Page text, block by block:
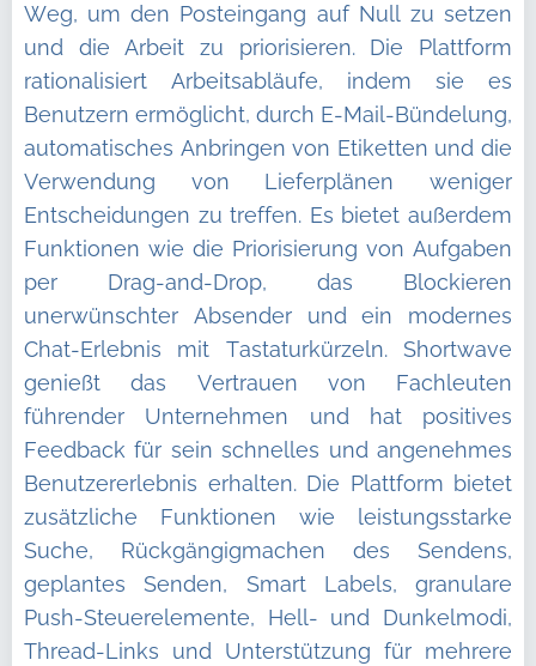
Weg, um den Posteingang auf Null zu setzen
und die Arbeit zu priorisieren. Die Plattform
rationalisiert Arbeitsabläufe, indem sie es
Benutzern ermöglicht, durch E-Mail-Bündelung,
automatisches Anbringen von Etiketten und die
Verwendung von Lieferplänen weniger
Entscheidungen zu treffen. Es bietet außerdem
Funktionen wie die Priorisierung von Aufgaben
per Drag-and-Drop, das Blockieren
unerwünschter Absender und ein modernes
Chat-Erlebnis mit Tastaturkürzeln. Shortwave
genießt das Vertrauen von Fachleuten
führender Unternehmen und hat positives
Feedback für sein schnelles und angenehmes
Benutzererlebnis erhalten. Die Plattform bietet
zusätzliche Funktionen wie leistungsstarke
Suche, Rückgängigmachen des Sendens,
geplantes Senden, Smart Labels, granulare
Push-Steuerelemente, Hell- und Dunkelmodi,
Thread-Links und Unterstützung für mehrere